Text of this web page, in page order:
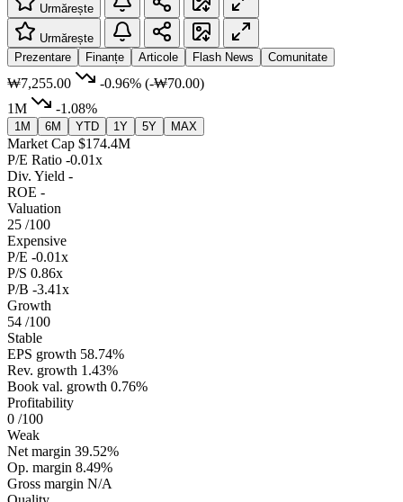
Urmărește
Urmărește
Prezentare
Finanțe Articole Flash News Comunitate
₩7,255.00 -0.96% (-₩70.00)
1M
-1.08%
1M 6M YTD 1Y 5Y MAX
Market Cap $174.4M
P/E Ratio -0.01x
Div. Yield -
ROE -
Valuation
25 /100
Expensive
P/E -0.01x
P/S 0.86x
P/B -3.41x
Growth
54 /100
Stable
EPS growth 58.74%
Rev. growth 1.43%
Book val. growth 0.76%
Profitability
0 /100
Weak
Net margin 39.52%
Op. margin 8.49%
Gross margin N/A